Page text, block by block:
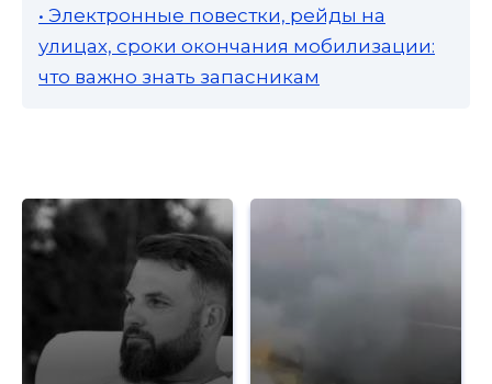
• Электронные повестки, рейды на
улицах, сроки окончания мобилизации:
что важно знать запасникам